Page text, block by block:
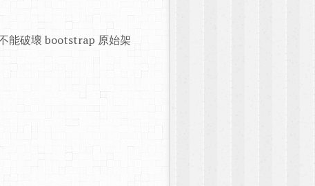
能破壞 bootstrap 原始架